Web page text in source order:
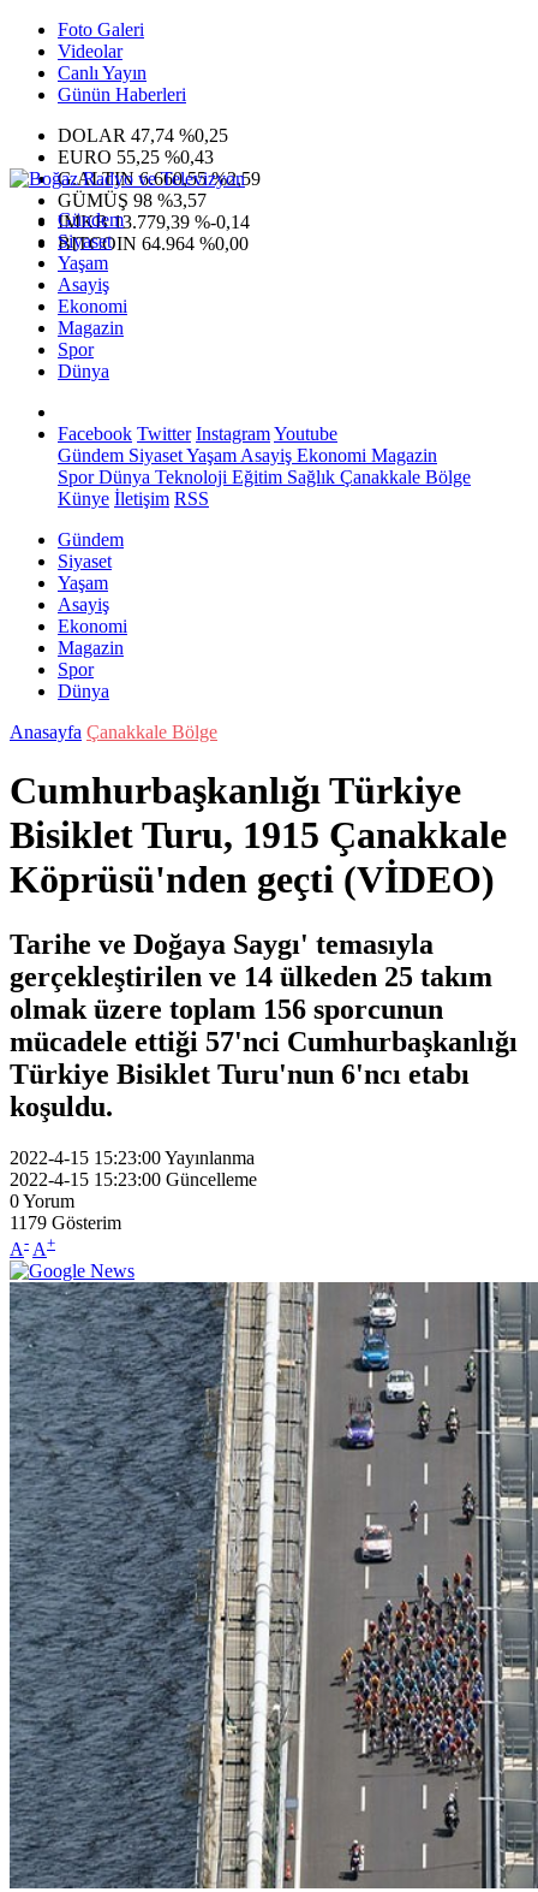
Foto Galeri
Videolar
Canlı Yayın
Günün Haberleri
DOLAR 47,74 %0,25
EURO 55,25 %0,43
G.ALTIN6.660,55 %2,59
GÜMÜŞ 98 %3,57
IMKB13.779,39 %-0,14
BITCOIN 64.964 %0,00
Gündem
Siyaset
Yaşam
Asayiş
Ekonomi
Magazin
Spor
Dünya
Facebook Twitter InstagramYoutube
Gündem SiyasetYaşam Asayiş Ekonomi Magazin
SporDünya Teknoloji Eğitim Sağlık Çanakkale Bölge
Künye İletişim RSS
Gündem
Siyaset
Yaşam
Asayiş
Ekonomi
Magazin
Spor
Dünya
Anasayfa Çanakkale Bölge
Cumhurbaşkanlığı Türkiye
Bisiklet Turu, 1915 Çanakkale
Köprüsü'nden geçti (VİDEO)
Tarihe ve Doğaya Saygı' temasıyla
gerçekleştirilen ve 14 ülkeden 25 takım
olmak üzere toplam 156 sporcunun
mücadele ettiği 57'nci Cumhurbaşkanlığı
Türkiye Bisiklet Turu'nun 6'ncı etabı
koşuldu.
2022-4-15 15:23:00Yayınlanma
2022-4-15 15:23:00 Güncelleme
0Yorum
1179 Gösterim
A- A+